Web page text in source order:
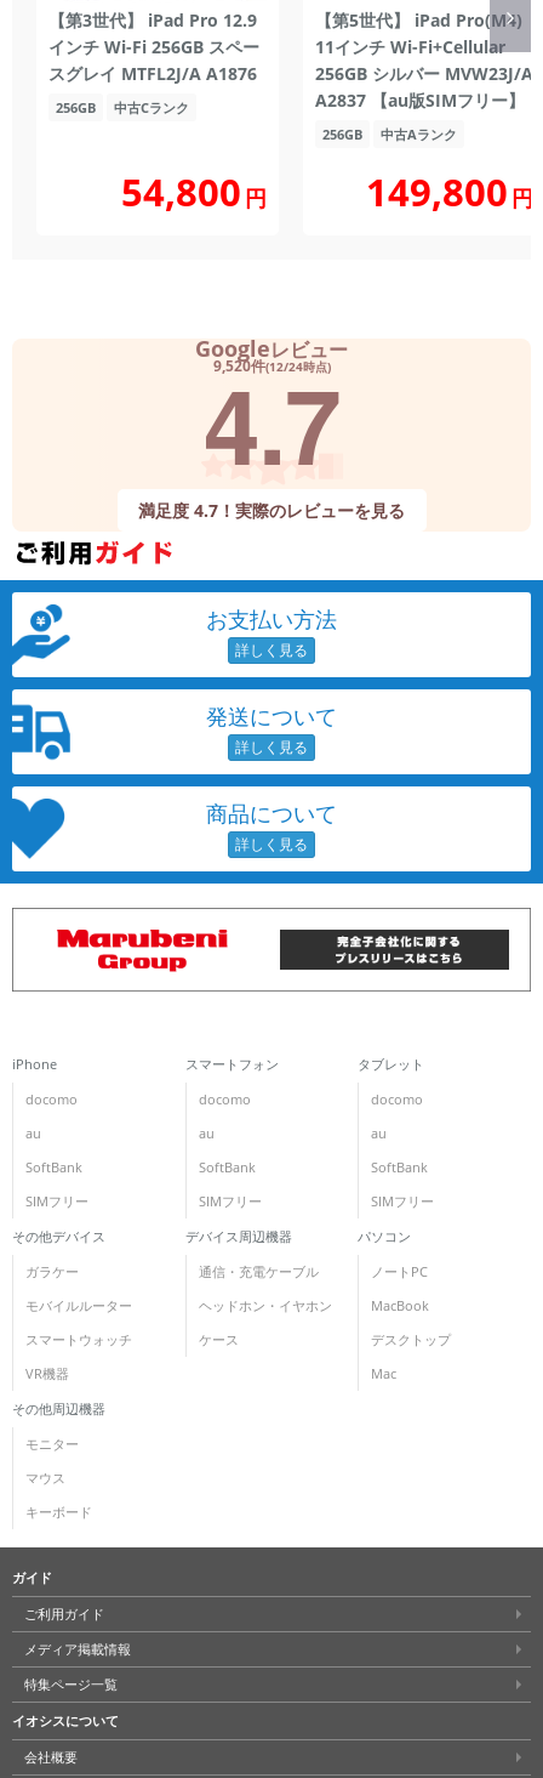
【第3世代】 iPad Pro 12.9
インチ Wi-Fi 256GB スペー
スグレイ MTFL2J/A A1876
256GB 中古Cランク
54,800円
【第5世代】 iPad Pro(M4)
11インチ Wi-Fi+Cellular
256GB シルバー MVW23J/A
A2837 【au版SIMフリー】
256GB 中古Aランク
149,800円
Googleレビュー
9,520件(12/24時点)
4.7
満足度 4.7！実際のレビューを見る
お支払い方法
発送について
商品について
iPhone
docomo
au
SoftBank
SIMフリー
スマートフォン
docomo
au
SoftBank
SIMフリー
タブレット
docomo
au
SoftBank
SIMフリー
その他デバイス
ガラケー
モバイルルーター
スマートウォッチ
VR機器
デバイス周辺機器
通信・充電ケーブル
ヘッドホン・イヤホン
ケース
パソコン
ノートPC
MacBook
デスクトップ
Mac
その他周辺機器
モニター
マウス
キーボード
ガイド
ご利用ガイド
メディア掲載情報
特集ページ一覧
イオシスについて
会社概要